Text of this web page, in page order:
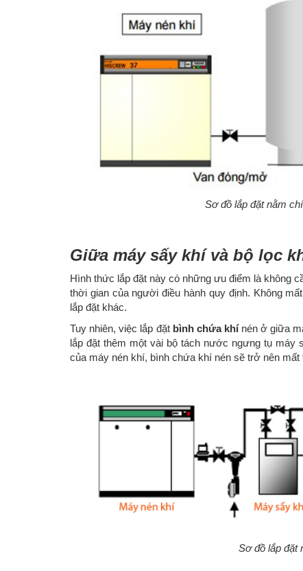
Sơ đồ lắp đặt nằm
Giữa máy sấy khí và bộ lọc
Hình thức lắp đặt này có những ưu điểm là không
thời gian của người điều hành quy định. Không
lắp đặt khác.
Tuy nhiên, việc lắp đặt bình chứa khí nén ở giữa
lắp đặt thêm một vài bộ tách nước ngưng tụ
của máy nén khí, bình chứa khí nén sẽ trở nên mất
Sơ đồ lắp đặt